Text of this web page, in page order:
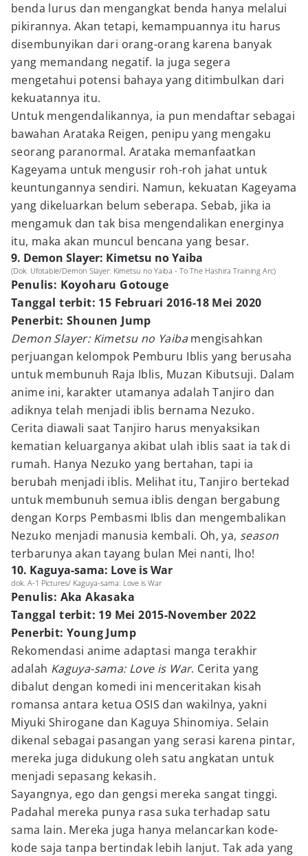
benda lurus dan mengangkat benda hanya melalui
pikirannya. Akan tetapi, kemampuannya itu harus
disembunyikan dari orang-orang karena banyak
yang memandang negatif. Ia juga segera
mengetahui potensi bahaya yang ditimbulkan dari
kekuatannya itu.
Untuk mengendalikannya, ia pun mendaftar sebagai
bawahan Arataka Reigen, penipu yang mengaku
seorang paranormal. Arataka memanfaatkan
Kageyama untuk mengusir roh-roh jahat untuk
keuntungannya sendiri. Namun, kekuatan Kageyama
yang dikeluarkan belum seberapa. Sebab, jika ia
mengamuk dan tak bisa mengendalikan energinya
itu, maka akan muncul bencana yang besar.
9. Demon Slayer: Kimetsu no Yaiba
(Dok. Ufotable/Demon Slayer: Kimetsu no Yaiba - To The Hashira Training Arc)
Penulis: Koyoharu Gotouge
Tanggal terbit: 15 Februari 2016-18 Mei 2020
Penerbit: Shounen Jump
Demon Slayer: Kimetsu no Yaibamengisahkan
perjuangan kelompok Pemburu Iblis yang berusaha
untuk membunuh Raja Iblis, Muzan Kibutsuji. Dalam
anime ini, karakter utamanya adalah Tanjiro dan
adiknya telah menjadi iblis bernama Nezuko.
Cerita diawali saat Tanjiro harus menyaksikan
kematian keluarganya akibat ulah iblis saat ia tak di
rumah. Hanya Nezuko yang bertahan, tapi ia
berubah menjadi iblis. Melihat itu, Tanjiro bertekad
untuk membunuh semua iblis dengan bergabung
dengan Korps Pembasmi Iblis dan mengembalikan
Nezuko menjadi manusia kembali. Oh, ya, season
terbarunya akan tayang bulan Mei nanti, lho!
10. Kaguya-sama: Love is War
dok. A-1 Pictures/ Kaguya-sama: Love is War
Penulis: Aka Akasaka
Tanggal terbit: 19 Mei 2015-November 2022
Penerbit: Young Jump
Rekomendasi anime adaptasi manga terakhir
adalah Kaguya-sama: Love is War. Cerita yang
dibalut dengan komedi ini menceritakan kisah
romansa antara ketua OSIS dan wakilnya, yakni
Miyuki Shirogane dan Kaguya Shinomiya. Selain
dikenal sebagai pasangan yang serasi karena pintar,
mereka juga didukung oleh satu angkatan untuk
menjadi sepasang kekasih.
Sayangnya, ego dan gengsi mereka sangat tinggi.
Padahal mereka punya rasa suka terhadap satu
sama lain. Mereka juga hanya melancarkan kode-
kode saja tanpa bertindak lebih lanjut. Tak ada yang